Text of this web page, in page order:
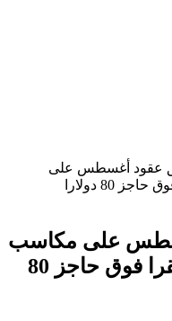
عقود أغسطس على
على مكاسب
طفيفة بنسبة 0.90% مستقرا فوق حاجز 80